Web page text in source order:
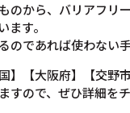
のから、バリアフ
す。
のであれば使わない
】【大阪府】【交
すので、ぜひ詳細を